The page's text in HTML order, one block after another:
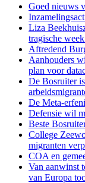
Goed nieuws
Liza
tragische
Aftredend
Aanhouders
plan voor
De Bosruiter
De Meta-
Defensie wil
Beste
College
migranten
COA en
Van aanwinst
van Europa